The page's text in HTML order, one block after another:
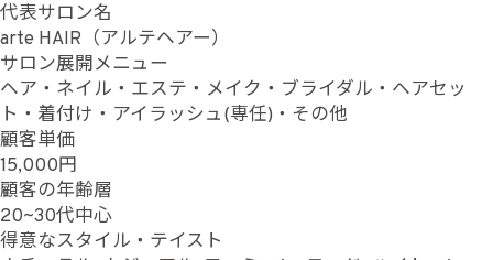
代表サロン名
arte HAIR（アルテヘアー）
サロン展開メニュー
ヘア・ネイル・エステ・メイク・ブライダル・ヘアセッ
ト・着付け・アイラッシュ(専任)・その他
顧客単価
15,000円
顧客の年齢層
20~30代中心
得意なスタイル・テイスト